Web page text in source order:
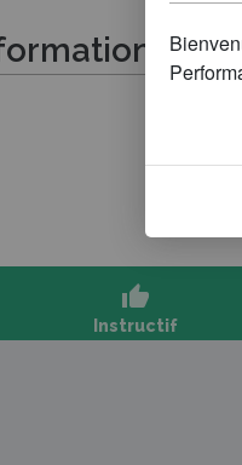
thumb_up
Instructif